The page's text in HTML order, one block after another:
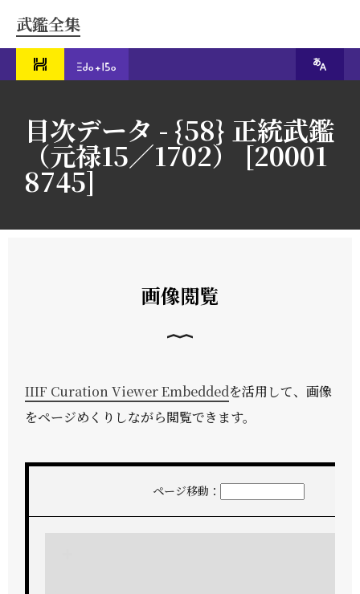
武鑑全集
目次データ - {58} 正統武鑑
（元禄15／1702） [20001
8745]
画像閲覧
IIIF Curation Viewer Embeddedを活用して、画像
をページめくりしながら閲覧できます。
ページ移動：